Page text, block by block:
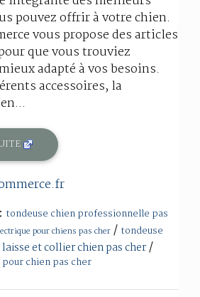
pouvez offrir à votre chien.
vous propose des articles
que vous trouviez
adapté à vos besoins.
accessoires, la
tondeuse chien professionnelle pas
pour chiens pas cher / tondeuse
laisse et collier chien pas cher/
chien pas cher